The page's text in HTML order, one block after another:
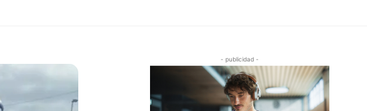
- publicidad -